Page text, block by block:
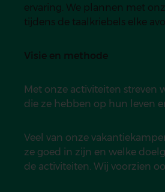
ervaring. We plannen met
tijdens de taalkriebels elke
Visie en methode
Met onze activiteiten
die ze hebben op hun leven
Veel van onze
ze goed in zijn en welke
de activiteiten. Wij voorzien